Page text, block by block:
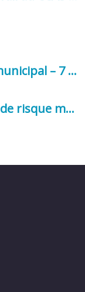
Compte rendu conseil municipal – 7 avril 2026
Abaissement au niveau de risque modéré de l’Influenza aviaire